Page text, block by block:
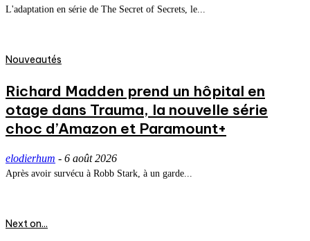
L'adaptation en série de The Secret of Secrets, le...
Nouveautés
Richard Madden prend un hôpital en
otage dans Trauma, la nouvelle série
choc d’Amazon et Paramount+
elodierhum - 6 août 2026
Après avoir survécu à Robb Stark, à un garde...
Next on...